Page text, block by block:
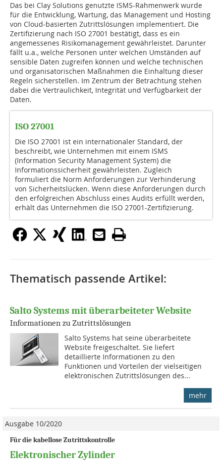
Das bei Clay Solutions genutzte ISMS-Rahmenwerk wurde
für die Entwicklung, Wartung, das Management und Hosting
von Cloud-basierten Zutrittslösungen implementiert. Die
Zertifizierung nach ISO 27001 bestätigt, dass es ein
angemessenes Risikomanagement gewährleistet. Darunter
fällt u.a., welche Personen unter welchen Umständen auf
sensible Daten zugreifen können und welche technischen
und organisatorischen Maßnahmen die Einhaltung dieser
Regeln sicherstellen. Im Zentrum der Betrachtung stehen
dabei die Vertraulichkeit, Integrität und Verfügbarkeit der
Daten.
ISO 27001
Die ISO 27001 ist ein internationaler Standard, der
beschreibt, wie Unternehmen mit einem ISMS
(Information Security Management System) die
Informationssicherheit gewährleisten. Zugleich
formuliert die Norm Anforderungen zur Verhinderung
von Sicherheitslücken. Wenn diese Anforderungen durch
den erfolgreichen Abschluss eines Audits erfüllt werden,
erhält das Unternehmen die ISO 27001-Zertifizierung.
Thematisch passende Artikel:
Salto Systems mit überarbeiteter Website
Informationen zu Zutrittslösungen
Salto Systems hat seine überarbeitete
Website freigeschaltet. Sie liefert
detaillierte Informationen zu den
Funktionen und Vorteilen der vielseitigen
elektronischen Zutrittslösungen des...
mehr
Ausgabe 10/2020
Für die kabellose Zutrittskontrolle
Elektronischer Zylinder